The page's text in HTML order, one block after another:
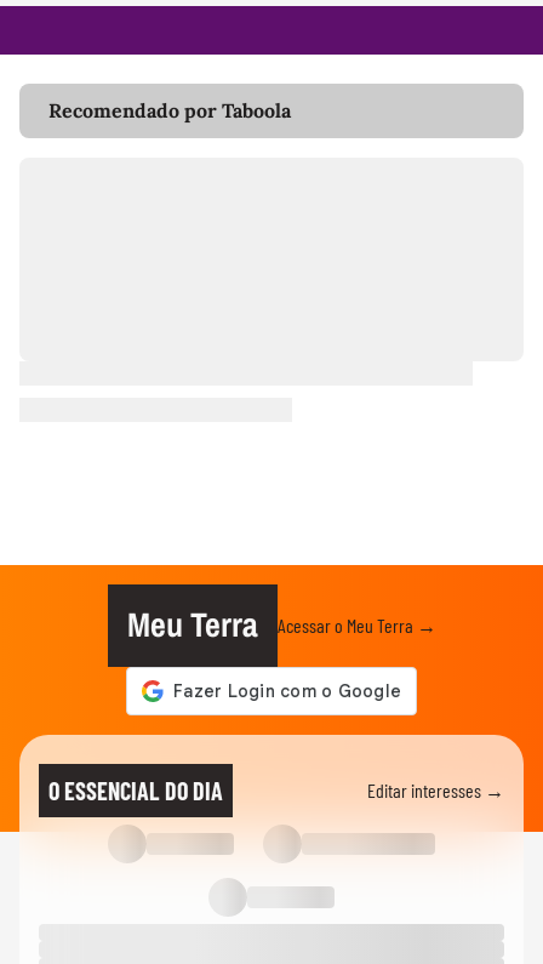
Recomendado por Taboola
Meu Terra Acessar o Meu Terra →
O ESSENCIAL DO DIA Editar interesses →